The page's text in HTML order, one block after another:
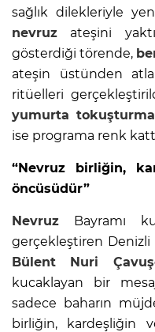
sağlık dilekleriyle
nevruz ateşini
gösterdiği törende,
ateşin üstünden
ritüelleri
yumurta tokuşturma
ise programa renk
“Nevruz birliğin,
öncüsüdür”
Nevruz Bayramı
gerçekleştiren Denizli
Bülent Nuri
kucaklayan bir
sadece baharın
birliğin, kardeşliğin